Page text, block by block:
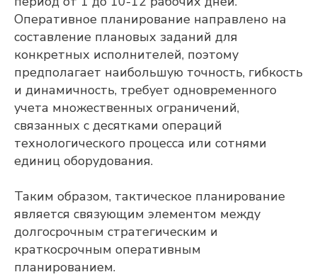
Оперативное планирование направлено на
составление плановых заданий для
конкретных исполнителей, поэтому
предполагает наибольшую точность, гибкость
и динамичность, требует одновременного
учета множественных ограничений,
связанных с десятками операций
технологического процесса или сотнями
единиц оборудования.
Таким образом, тактическое планирование
является связующим элементом между
долгосрочным стратегическим и
краткосрочным оперативным
планированием.